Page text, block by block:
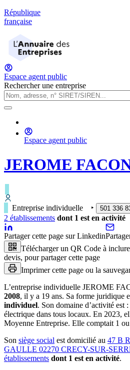
République
française
Espace agent public
Rechercher une entreprise
Espace agent public
JEROME
Entreprise individuelle ‣ 501 336
2 établissements dont 1 est en activité
Partager cette page sur Linkedin
Télécharger un QR Code à
devis, pour partager cette page
Imprimer cette page ou la
L’entreprise individuelle JEROME
2008, il y a 19 ans. Sa forme juridique
individuel. Son domaine d’activité est :
électrique dans tous locaux. En 2023,
Moyenne Entreprise. Elle comptait 1
Son siège social est domicilié au 47 B
GAULLE 02270 CRECY-SUR-
établissements dont 1 est en activité.